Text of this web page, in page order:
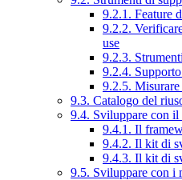
9.2.1. Feature
9.2.2.
use
9.2.3.
9.2.4.
9.2.5.
9.3. Catalogo del
9.4. Sviluppare con il
9.4.1. Il
9.4.2. Il kit di
9.4.3. Il kit di
9.5. Sviluppare con i